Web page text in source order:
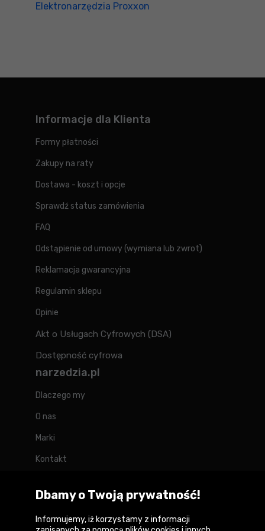
Elektronarzędzia Proxxon
Informacje dla Klienta
Formy płatności
Zakupy na raty
Dostawa - koszt i opcje
Sprawdź status zamówienia
FAQ
Odstąpienie od umowy (wymiana lub zwrot)
Reklamacja gwarancyjna
Regulamin sklepu
Opinie
Akt o Usługach Cyfrowych (DSA)
Dostępność cyfrowa
narzedzia.pl
Dlaczego my
O nas
Marki
Kontakt
Forum
Dbamy o Twoją prywatność!
Informujemy, iż korzystamy z informacji